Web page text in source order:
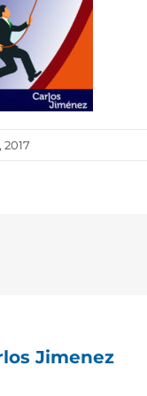
Jimenez